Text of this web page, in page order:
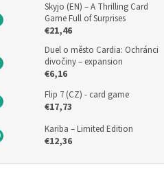
Skyjo (EN) – A Thrilling Card
Game Full of Surprises
€21,46
Duel o město Cardia: Ochránci
divočiny – expansion
€6,16
Flip 7 (CZ) - card game
€17,73
Kariba – Limited Edition
€12,36